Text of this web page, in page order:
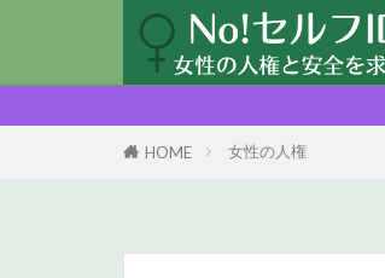
HOME 女性の人権